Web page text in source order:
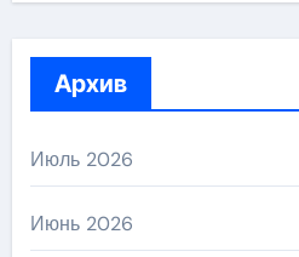
Архив
Июль 2026
Июнь 2026